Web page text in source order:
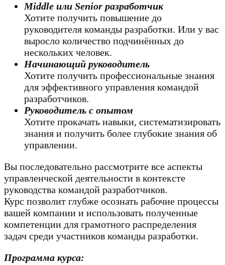
Middle или Senior разработчик
Хотите получить повышение до
руководителя команды разработки. Или у вас
выросло количество подчинённых до
нескольких человек.
Начинающий руководитель
Хотите получить профессиональные знания
для эффективного управления командой
разработчиков.
Руководитель с опытом
Хотите прокачать навыки, систематизировать
знания и получить более глубокие знания об
управлении.
Вы последовательно рассмотрите все аспекты
управленческой деятельности в контексте
руководства командой разработчиков.
Курс позволит глубже осознать рабочие процессы
вашей компании и использовать полученные
компетенции для грамотного распределения
задач среди участников команды разработки.
Программа курса: